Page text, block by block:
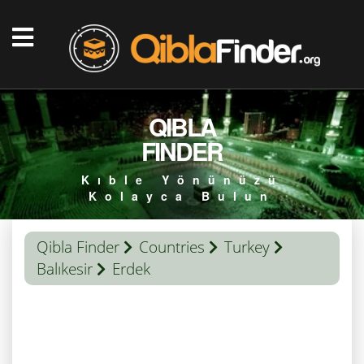
QIBLA
FINDER
Kıble Yönünüzü
Kolayca Bulun
Qibla Finder Countries
Turkey
Balıkesir
Erdek